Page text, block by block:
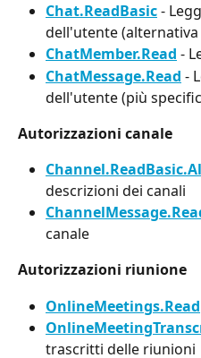
Chat.ReadBasic -
dell'utente
ChatMember.Read -
ChatMessage.Read -
dell'utente (più
Autorizzazioni canale
descrizioni dei canali
canale
Autorizzazioni riunione
OnlineMeetings.Read
trascritti delle riunioni